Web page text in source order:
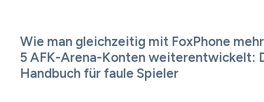
Wie man gleichzeitig mit FoxPhone
5 AFK-Arena-Konten weiterentwickelt:
Handbuch für faule Spieler